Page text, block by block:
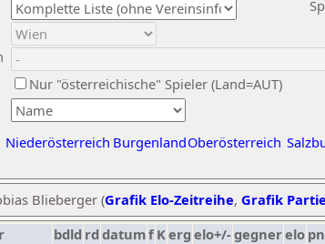
Nur "österreichische" Spieler (Land=AUT)
Niederösterreich BurgenlandOberösterreich
Blieberger (Grafik Elo-Zeitreihe, Grafik
bdld rd datumf Kerg elo+/-gegnerelo